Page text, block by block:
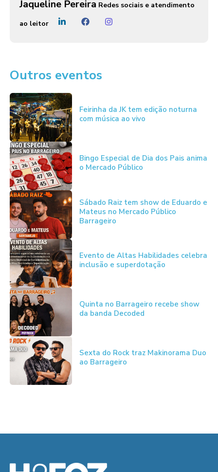
Jaqueline Pereira Redes sociais e atendimento
ao leitor
Outros eventos
Feirinha da JK tem edição noturna
com música ao vivo
Bingo Especial de Dia dos Pais anima
o Mercado Público
Sábado Raiz tem show de Eduardo e
Mateus no Mercado Público
Barrageiro
Evento de Altas Habilidades celebra
inclusão e superdotação
Quinta no Barrageiro recebe show
da banda Decoded
Sexta do Rock traz Makinorama Duo
ao Barrageiro